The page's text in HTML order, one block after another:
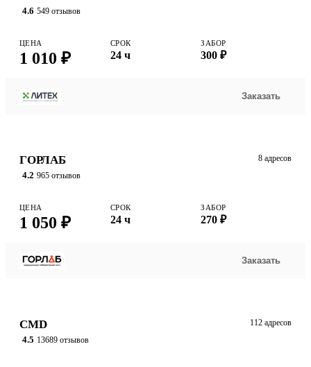
4.6 549 отзывов
ЦЕНА
1 010 ₽
СРОК
24 ч
ЗАБОР
300 ₽
Заказать
ГОРЛАБ
4.2 965 отзывов
8 адресов
ЦЕНА
1 050 ₽
СРОК
24 ч
ЗАБОР
270 ₽
Заказать
CMD
4.5 13689 отзывов
112 адресов